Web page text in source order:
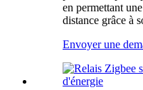
en permettant
distance grâce à
Envoyer une